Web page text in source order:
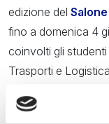
edizione del
fino a domenica 4
coinvolti gli
Trasporti e
conduzione del